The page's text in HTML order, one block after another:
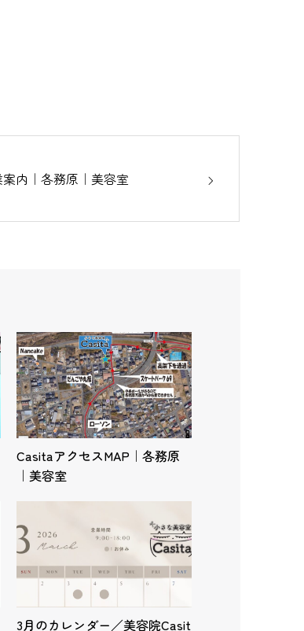
案内｜各務原｜美容室
CasitaアクセスMAP｜各務原
｜美容室
3月のカレンダー／美容院Casit